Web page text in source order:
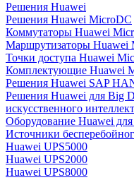
Решения Huawei
Решения Huawei MicroDC
Коммутаторы Huawei
Маршрутизаторы Huawei
Точки доступа Huawei
Комплектующие Huawei
Решения Huawei SAP
Решения Huawei для Big
искусственного
Оборудование Huawei
Источники
Huawei UPS5000
Huawei UPS2000
Huawei UPS8000